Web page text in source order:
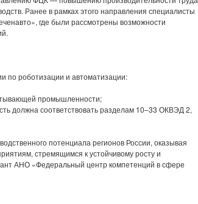
Ранее в рамках этого направления специалисты
где были рассмотрены возможности
по роботизации и автоматизации:
промышленности;
должна соответствовать разделам 10–33 ОКВЭД 2,
потенциала регионов России, оказывая
стремящимся к устойчивому росту и
АНО «Федеральный центр компетенций в сфере